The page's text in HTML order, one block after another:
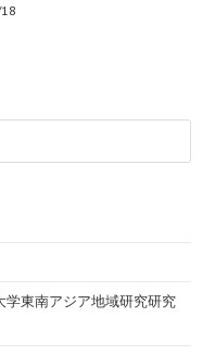
学東南アジア地域研究研究